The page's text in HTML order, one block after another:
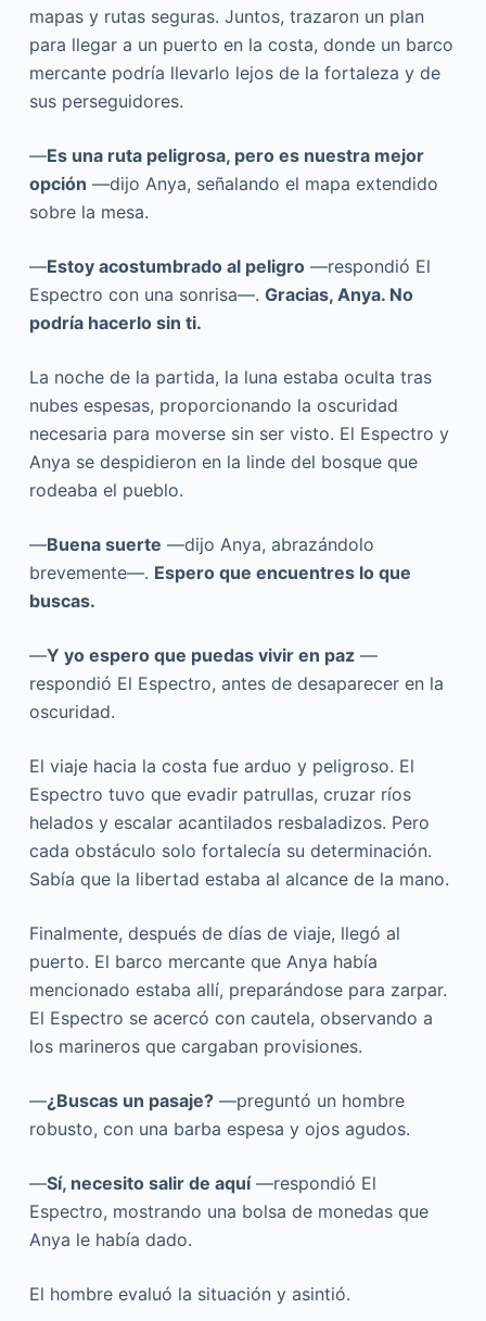
mapas y rutas seguras. Juntos, trazaron un plan
para llegar a un puerto en la costa, donde un barco
mercante podría llevarlo lejos de la fortaleza y de
sus perseguidores.
—Es una ruta peligrosa, pero es nuestra mejor
opción —dijo Anya, señalando el mapa extendido
sobre la mesa.
—Estoy acostumbrado al peligro—respondió El
Espectro con una sonrisa—. Gracias, Anya. No
podría hacerlo sin ti.
La noche de la partida, la luna estaba oculta tras
nubes espesas, proporcionando la oscuridad
necesaria para moverse sin ser visto. El Espectro y
Anya se despidieron en la linde del bosque que
rodeaba el pueblo.
—Buena suerte —dijo Anya, abrazándolo
brevemente—. Espero que encuentres lo que
buscas.
—Y yo espero que puedas vivir en paz—
respondió El Espectro, antes de desaparecer en la
oscuridad.
El viaje hacia la costa fue arduo y peligroso. El
Espectro tuvo que evadir patrullas, cruzar ríos
helados y escalar acantilados resbaladizos. Pero
cada obstáculo solo fortalecía su determinación.
Sabía que la libertad estaba al alcance de la mano.
Finalmente, después de días de viaje, llegó al
puerto. El barco mercante que Anya había
mencionado estaba allí, preparándose para zarpar.
El Espectro se acercó con cautela, observando a
los marineros que cargaban provisiones.
—¿Buscas un pasaje?—preguntó un hombre
robusto, con una barba espesa y ojos agudos.
—Sí, necesito salir de aquí—respondió El
Espectro, mostrando una bolsa de monedas que
Anya le había dado.
El hombre evaluó la situación y asintió.